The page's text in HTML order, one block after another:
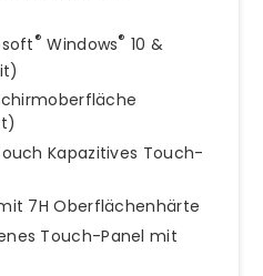
® Windows® 10 &
Kapazitives Touch-
7H Oberflächenhärte
Touch-Panel mit